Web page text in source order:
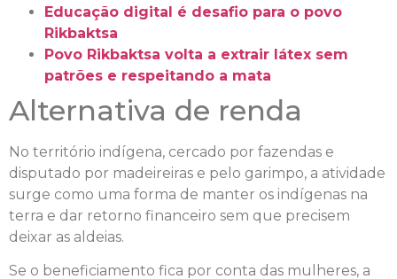
Educação digital é desafio para o povo
Rikbaktsa
Povo Rikbaktsa volta a extrair látex sem
patrões e respeitando a mata
Alternativa de renda
No território indígena, cercado por fazendas e
disputado por madeireiras e pelo garimpo, a atividade
surge como uma forma de manter os indígenas na
terra e dar retorno financeiro sem que precisem
deixar as aldeias.
Se o beneficiamento fica por conta das mulheres, a